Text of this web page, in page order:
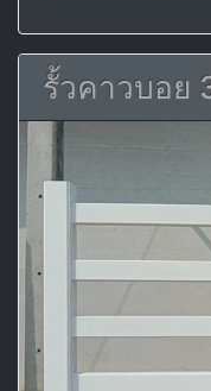
รั้วคาวบอย